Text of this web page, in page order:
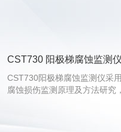
CST730 阳极梯腐蚀监测仪
CST730阳极梯腐蚀监测仪采
腐蚀损伤监测原理及方法研究